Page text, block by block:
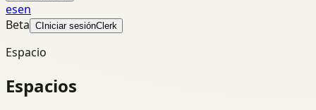
esen
Beta C Iniciar sesiónClerk
Espacio
Espacios